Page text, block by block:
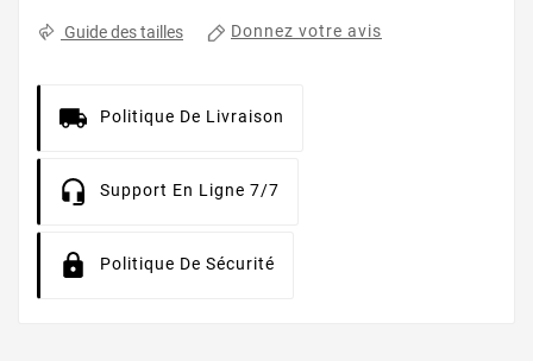
Guide des tailles Donnez votre avis
Politique De Livraison
Support En Ligne 7/7
Politique De Sécurité